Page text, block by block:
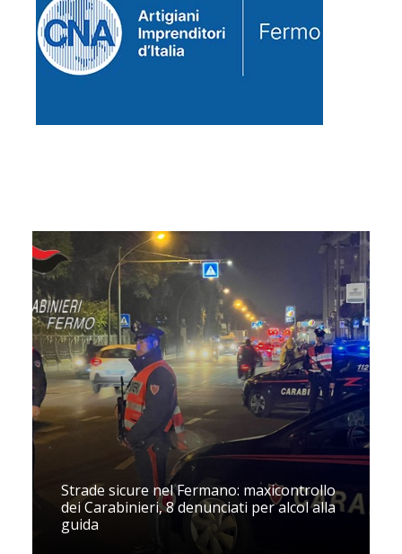
Strade sicure nel Fermano: maxicontrollo
dei Carabinieri, 8 denunciati per alcol alla
guida